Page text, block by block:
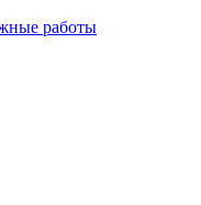
работы